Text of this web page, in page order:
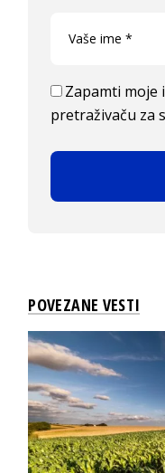
Zapamti moje
pretraživaču za
POVEZANE VESTI